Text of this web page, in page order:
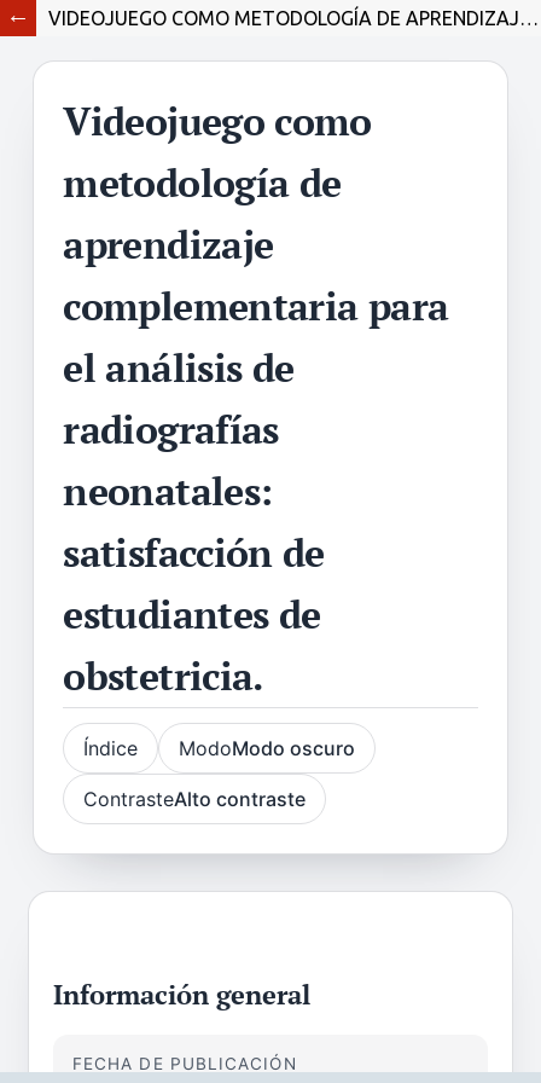
VIDEOJUEGO COMO METODOLOGÍA DE APRENDIZAJE COMPLEMENTARIA PARA EL ANÁLISIS DE RADIOGRAFÍAS NEONATALES: SATISFACCIÓN DE ESTUDIANTES DE OBSTETRICIA